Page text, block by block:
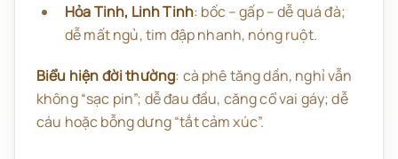
Hỏa Tinh, Linh Tinh: bốc – gấp – dễ quá đà;
dễ mất ngủ, tim đập nhanh, nóng ruột.
Biểu hiện đời thường: cà phê tăng dần, nghỉ vẫn
không “sạc pin”; dễ đau đầu, căng cổ vai gáy; dễ
cáu hoặc bỗng dưng “tắt cảm xúc”.